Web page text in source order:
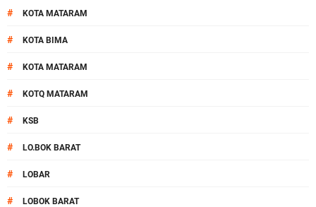
# KOTA MATARAM
# KOTA BIMA
# KOTA MATARAM
# KOTQ MATARAM
# KSB
# LO.BOK BARAT
# LOBAR
# LOBOK BARAT